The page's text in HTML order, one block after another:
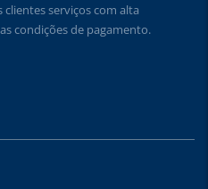
serviços com alta
condições de pagamento.